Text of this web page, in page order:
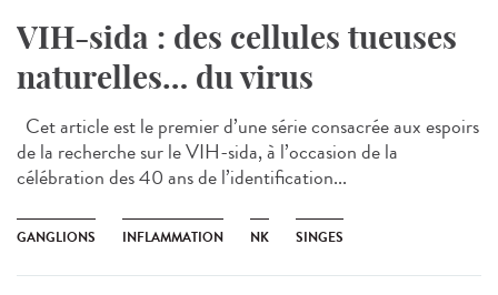
VIH-sida : des cellules tueuses
naturelles… du virus
Cet article est le premier d’une série consacrée aux espoirs
de la recherche sur le VIH-sida, à l’occasion de la
célébration des 40 ans de l’identification...
GANGLIONS INFLAMMATION NK SINGES